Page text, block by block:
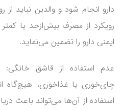
دارو انجام شود و والدین نباید
رویکرد از مصرف بیش‌ازحد یا
ایمنی دارو را تضمین می‌نماید.
عدم استفاده از قاشق خانگی:
چای‌خوری یا غذاخوری، هیچ‌گاه
استفاده از آن‌ها می‌تواند باعث